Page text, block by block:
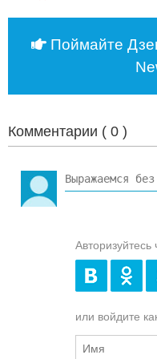
Поймайте
Комментарии ( 0 )
Авторизуйтесь
или войдите